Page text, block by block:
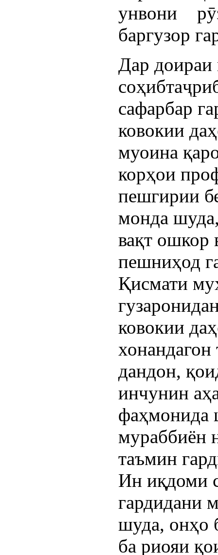
унвони
баргузор
Дар доираи
сафарбар
ковокии
муоина
корҳои
пешгирии
монда
вақт ошкор
пешниҳод
Қисмати
ковокии
дандон,
инчунин
фаҳмонида
мураббиён
таъмин
Ин иқдоми
гардидани
шуда, онҳо
ба риояи